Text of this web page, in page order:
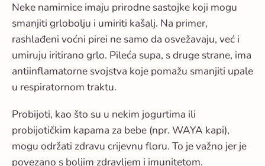
Neke namirnice imaju prirodne sastojke koji mogu
smanjiti grlobolju i umiriti kašalj. Na primer,
rashlađeni voćni pirei ne samo da osvežavaju, već i
umiruju iritirano grlo. Pileća supa, s druge strane, ima
antiinflamatorne svojstva koje pomažu smanjiti upale
u respiratornom traktu.
Probijoti, kao što su u nekim jogurtima ili
probijotičkim kapama za bebe (npr. WAYA kapi),
mogu održati zdravu crijevnu floru. To je važno jer je
povezano s boljim zdravljem i imunitetom.